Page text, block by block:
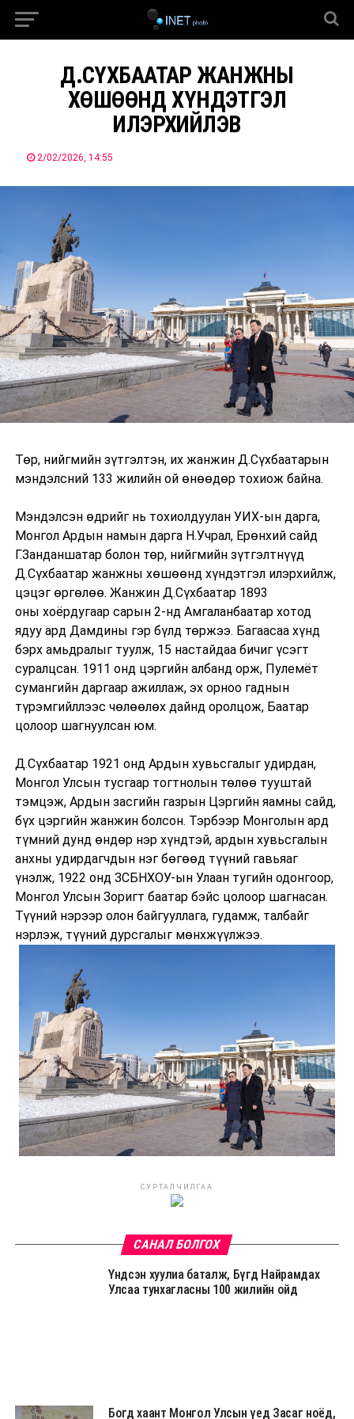
Д.СҮХБААТАР ЖАНЖНЫ
ХӨШӨӨНД ХҮНДЭТГЭЛ
ИЛЭРХИЙЛЭВ
2/02/2026, 14:55
Төр, нийгмийн зүтгэлтэн, их жанжин Д.Сүхбаатарын
мэндэлсний 133 жилийн ой өнөөдөр тохиож байна.
Мэндэлсэн өдрийг нь тохиолдуулан УИХ-ын дарга,
Монгол Ардын намын дарга Н.Учрал, Ерөнхий сайд
Г.Занданшатар болон төр, нийгмийн зүтгэлтнүүд
Д.Сүхбаатар жанжны хөшөөнд хүндэтгэл илэрхийлж,
цэцэг өргөлөө. Жанжин Д.Сүхбаатар 1893
оны хоёрдугаар сарын 2-нд Амгаланбаатар хотод
ядуу ард Дамдины гэр бүлд төржээ. Багаасаа хүнд
бэрх амьдралыг туулж, 15 настайдаа бичиг үсэгт
суралцсан. 1911 онд цэргийн албанд орж, Пулемёт
сумангийн даргаар ажиллаж, эх орноо гаднын
түрэмгийллээс чөлөөлөх дайнд оролцож, Баатар
цолоор шагнуулсан юм.
Д.Сүхбаатар 1921 онд Ардын хувьсгалыг удирдан,
Монгол Улсын тусгаар тогтнолын төлөө тууштай
тэмцэж, Ардын засгийн газрын Цэргийн яамны сайд,
бүх цэргийн жанжин болсон. Тэрбээр Монголын ард
түмний дунд өндөр нэр хүндтэй, ардын хувьсгалын
анхны удирдагчдын нэг бөгөөд түүний гавьяаг
үнэлж, 1922 онд ЗСБНХОУ-ын Улаан тугийн одонгоор,
Монгол Улсын Зоригт баатар бэйс цолоор шагнасан.
Түүний нэрээр олон байгууллага, гудамж, талбайг
нэрлэж, түүний дурсгалыг мөнхжүүлжээ.
СУРТАЛЧИЛГАА
САНАЛ БОЛГОХ
Үндсэн хуулиа баталж, Бүгд Найрамдах
Улсаа тунхагласны 100 жилийн ойд
Богд хаант Монгол Улсын үед Засаг ноёд,